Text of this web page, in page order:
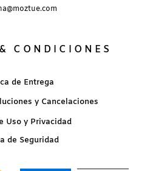
CONDICIONES
de Entrega
y Cancelaciones
Uso y Privacidad
de Seguridad